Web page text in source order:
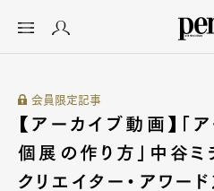
会員限定記事
【アーカイブ動画】「
個展の作り方」中谷
クリエイター・アワー